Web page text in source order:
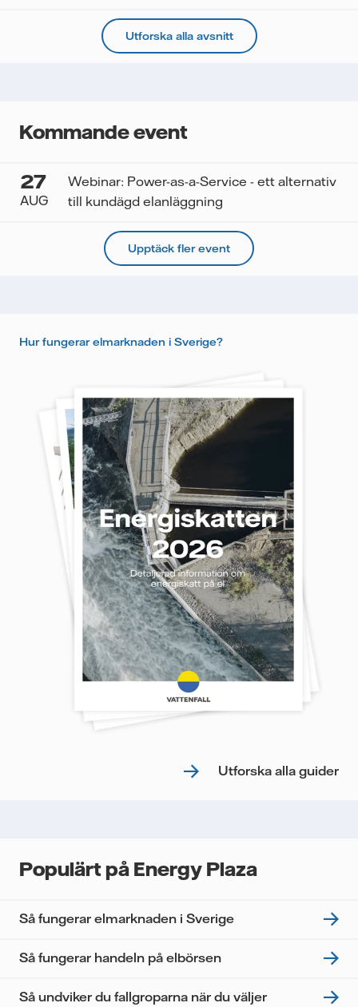
Utforska alla avsnitt
Kommande event
27
AUG
Webinar: Power-as-a-Service - ett alternativ
till kundägd elanläggning
Upptäck fler event
Hur fungerar elmarknaden i Sverige?
Utforska alla guider
Populärt på Energy Plaza
Så fungerar elmarknaden i Sverige
Så fungerar handeln på elbörsen
Så undviker du fallgroparna när du väljer